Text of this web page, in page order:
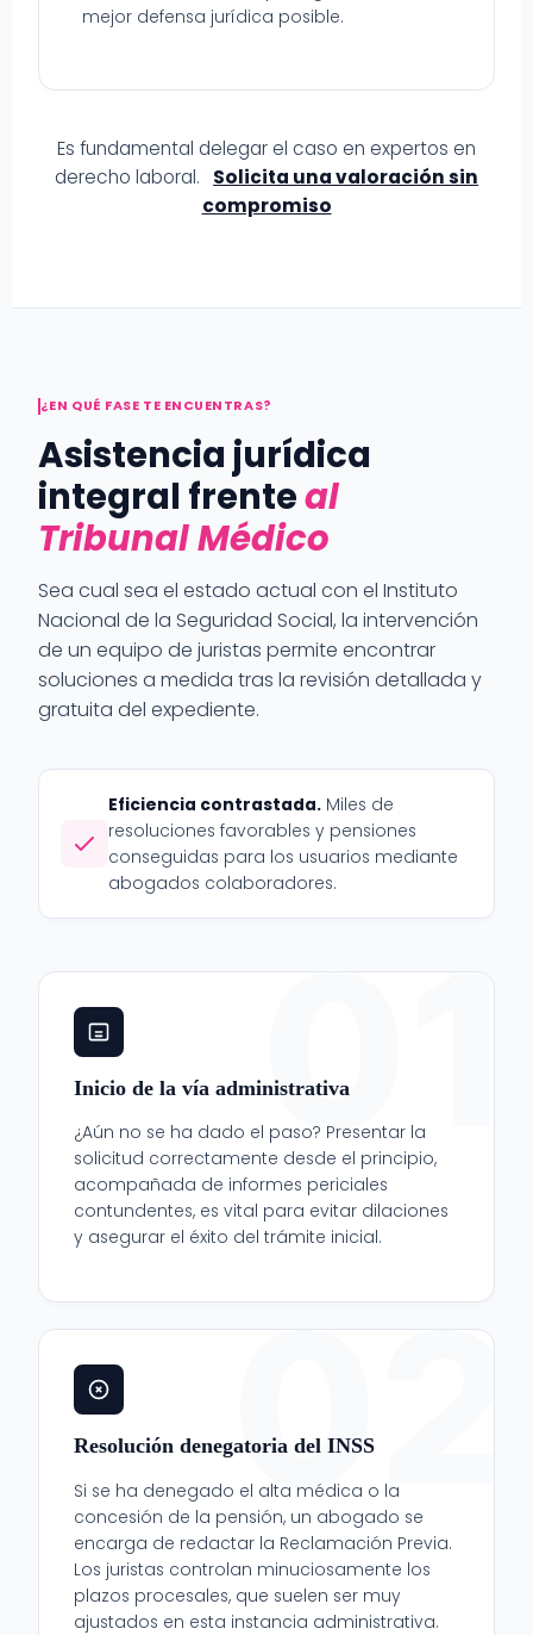
mejor defensa jurídica posible.
Es fundamental delegar el caso en expertos en
derecho laboral.
Solicita una valoración sin
compromiso
¿EN QUÉ FASE TE ENCUENTRAS?
Asistencia jurídica
integral frenteal
Tribunal Médico
Sea cual sea el estado actual con el Instituto
Nacional de la Seguridad Social, la intervención
de un equipo de juristas permite encontrar
soluciones a medida tras la revisión detallada y
gratuita del expediente.
Eficiencia contrastada. Miles de
resoluciones favorables y pensiones
conseguidas para los usuarios mediante
abogados colaboradores.
01
Inicio de la vía administrativa
¿Aún no se ha dado el paso? Presentar la
solicitud correctamente desde el principio,
acompañada de informes periciales
contundentes, es vital para evitar dilaciones
y asegurar el éxito del trámite inicial.
02
Resolución denegatoria del INSS
Si se ha denegado el alta médica o la
concesión de la pensión, un abogado se
encarga de redactar la Reclamación Previa.
Los juristas controlan minuciosamente los
plazos procesales, que suelen ser muy
ajustados en esta instancia administrativa.